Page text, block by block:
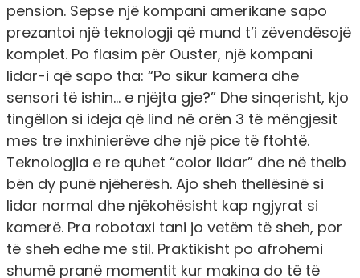
pension. Sepse një kompani amerikane sapo
prezantoi një teknologji që mund t’i zëvendësojë
komplet. Po flasim për Ouster, një kompani
lidar-i që sapo tha: “Po sikur kamera dhe
sensori të ishin… e njëjta gje?” Dhe sinqerisht, kjo
tingëllon si ideja që lind në orën 3 të mëngjesit
mes tre inxhinierëve dhe një pice të ftohtë.
Teknologjia e re quhet “color lidar” dhe në thelb
bën dy punë njëherësh. Ajo sheh thellësinë si
lidar normal dhe njëkohësisht kap ngjyrat si
kamerë. Pra robotaxi tani jo vetëm të sheh, por
të sheh edhe me stil. Praktikisht po afrohemi
shumë pranë momentit kur makina do të të